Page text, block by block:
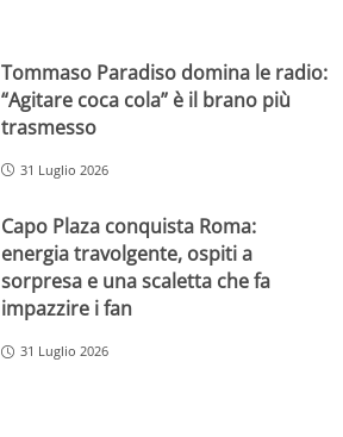
Tommaso Paradiso domina le radio:
“Agitare coca cola” è il brano più
trasmesso
31 Luglio 2026
Capo Plaza conquista Roma:
energia travolgente, ospiti a
sorpresa e una scaletta che fa
impazzire i fan
31 Luglio 2026